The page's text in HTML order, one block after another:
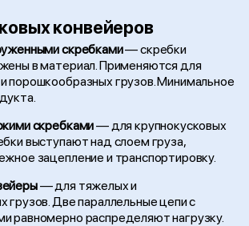
конвейеров
скребками— скребки
в материал. Применяются для
порошкообразных грузов. Минимальное
скребками— для крупнокусковых
выступают над слоем груза,
зацепление и транспортировку.
— для тяжелых и
грузов. Две параллельные цепи с
равномерно распределяют нагрузку.